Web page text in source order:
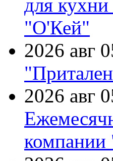
для
"О'Кей"
2026 авг
2026 авг
компании